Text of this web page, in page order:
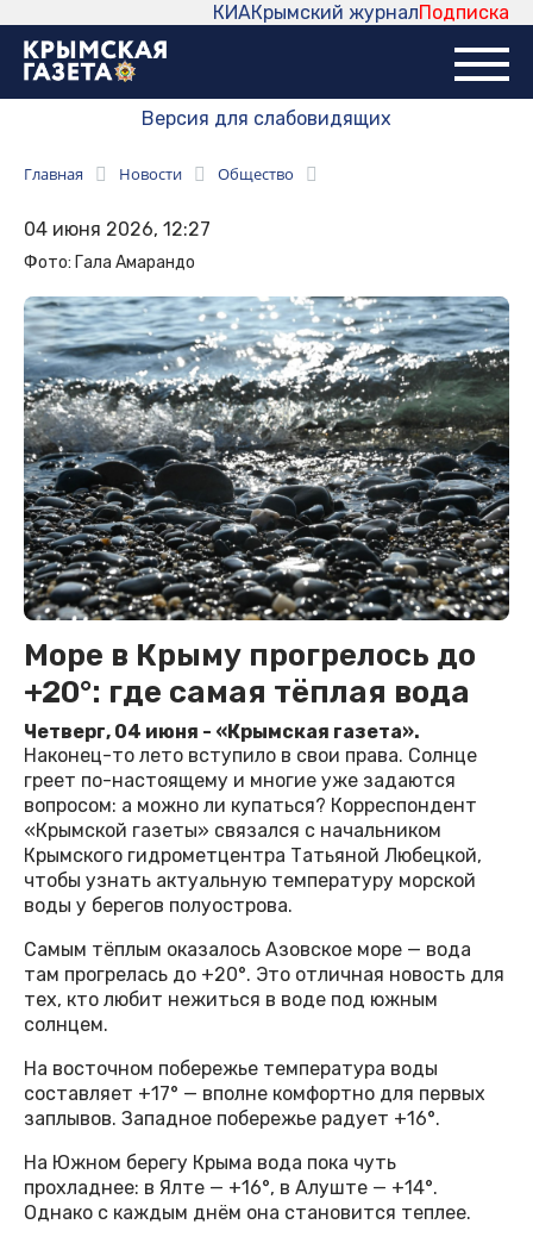
Подписка
Крымский журнал
КИА
Версия для слабовидящих
Главная Новости Общество
04 июня 2026, 12:27
Фото: Гала Амарандо
Море в Крыму прогрелось до
+20°: где самая тёплая вода
Четверг, 04 июня - «Крымская газета».
Наконец-то лето вступило в свои права. Солнце
греет по-настоящему и многие уже задаются
вопросом: а можно ли купаться? Корреспондент
«Крымской газеты» связался с начальником
Крымского гидрометцентра Татьяной Любецкой,
чтобы узнать актуальную температуру морской
воды у берегов полуострова.
Самым тёплым оказалось Азовское море — вода
там прогрелась до +20°. Это отличная новость для
тех, кто любит нежиться в воде под южным
солнцем.
На восточном побережье температура воды
составляет +17° — вполне комфортно для первых
заплывов. Западное побережье радует +16°.
На Южном берегу Крыма вода пока чуть
прохладнее: в Ялте — +16°, в Алуште — +14°.
Однако с каждым днём она становится теплее.